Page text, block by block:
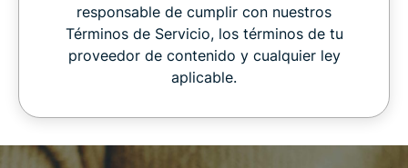
responsable de cumplir con nuestros
Términos de Servicio, los términos de tu
proveedor de contenido y cualquier ley
aplicable.